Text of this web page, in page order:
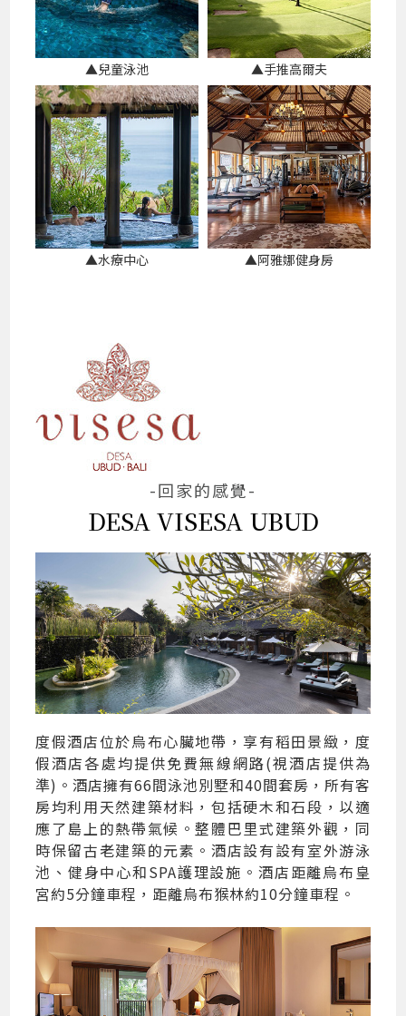
▲兒童泳池 ▲手推高爾夫
▲水療中心 ▲阿雅娜健身房
-回家的感覺-
DESA VISESA UBUD
度假酒店位於烏布心臟地帶，享有稻田景緻，度
假酒店各處均提供免費無線網路(視酒店提供為
準)。酒店擁有66間泳池別墅和40間套房，所有客
房均利用天然建築材料，包括硬木和石段，以適
應了島上的熱帶氣候。整體巴里式建築外觀，同
時保留古老建築的元素。酒店設有設有室外游泳
池、健身中心和SPA護理設施。酒店距離烏布皇
宮約5分鐘車程，距離烏布猴林約10分鐘車程。